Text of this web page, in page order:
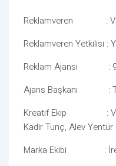
Reklamveren :
Reklamveren Yetkilisi :
Reklam Ajansı :
Ajans Başkanı :
Kreatif Ekip :
Kadir Tunç, Alev Yentür
Marka Ekibi :